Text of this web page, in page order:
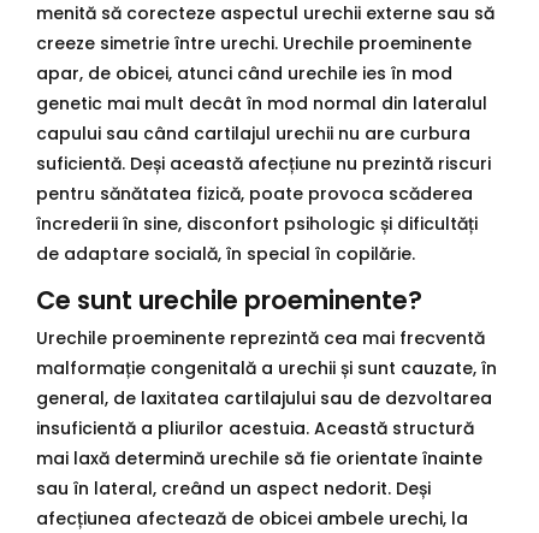
menită să corecteze aspectul urechii externe sau să
creeze simetrie între urechi. Urechile proeminente
apar, de obicei, atunci când urechile ies în mod
genetic mai mult decât în mod normal din lateralul
capului sau când cartilajul urechii nu are curbura
suficientă. Deși această afecțiune nu prezintă riscuri
pentru sănătatea fizică, poate provoca scăderea
încrederii în sine, disconfort psihologic și dificultăți
de adaptare socială, în special în copilărie.
Ce sunt urechile proeminente?
Urechile proeminente reprezintă cea mai frecventă
malformație congenitală a urechii și sunt cauzate, în
general, de laxitatea cartilajului sau de dezvoltarea
insuficientă a pliurilor acestuia. Această structură
mai laxă determină urechile să fie orientate înainte
sau în lateral, creând un aspect nedorit. Deși
afecțiunea afectează de obicei ambele urechi, la